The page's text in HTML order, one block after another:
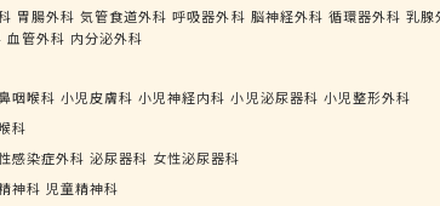
胃腸外科 気管食道外科 呼吸器外科 脳神経外科 循環器外科 乳腺
血管外科 内分泌外科
咽喉科 小児皮膚科 小児神経内科 小児泌尿器科 小児整形外科
科
感染症外科 泌尿器科 女性泌尿器科
神科 児童精神科